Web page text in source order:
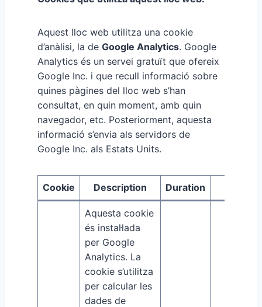
Aquest lloc web utilitza una cookie
d’anàlisi, la de Google Analytics. Google
Analytics és un servei gratuït que ofereix
Google Inc. i que recull informació sobre
quines pàgines del lloc web s’han
consultat, en quin moment, amb quin
navegador, etc. Posteriorment, aquesta
informació s’envia als servidors de
Google Inc. als Estats Units.
Cookie Description Duration
Aquesta cookie
és instal·lada
per Google
Analytics. La
cookie s’utilitza
per calcular les
dades de